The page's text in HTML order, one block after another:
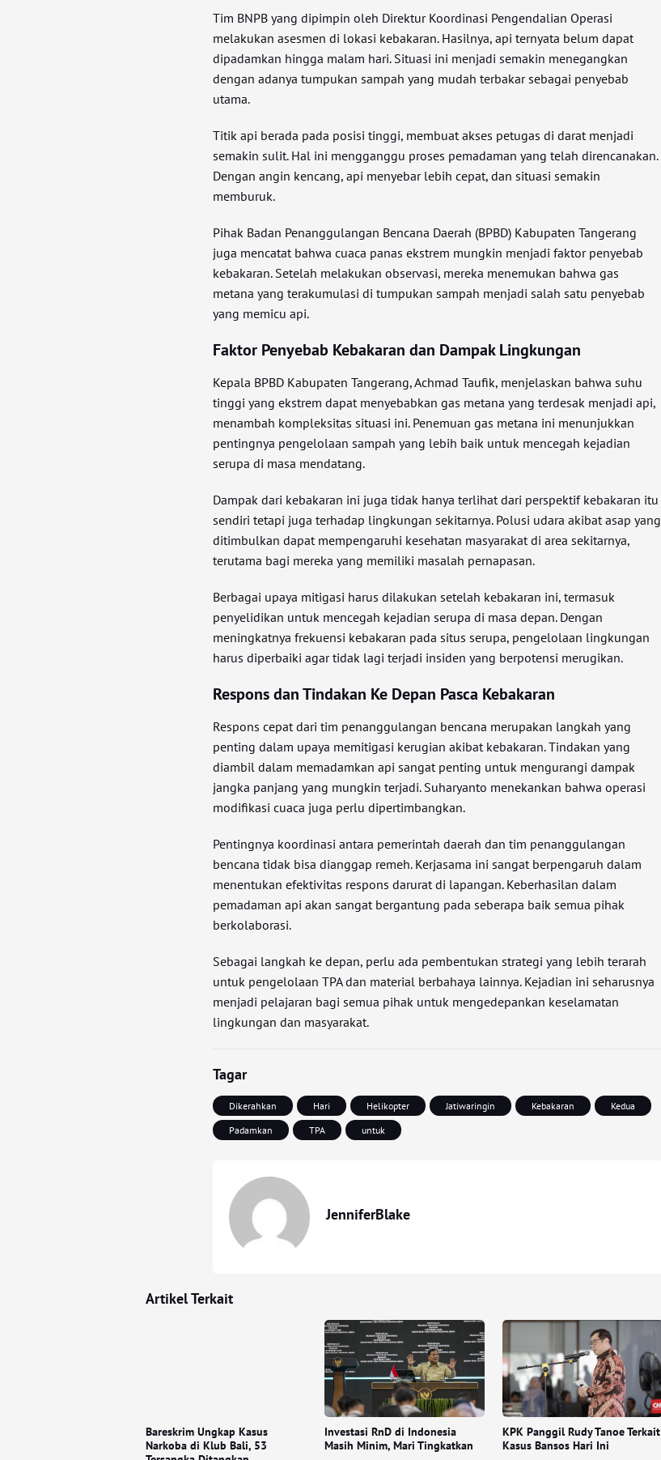
Tim BNPB yang dipimpin oleh Direktur Koordinasi Pengendalian Operasi
melakukan asesmen di lokasi kebakaran. Hasilnya, api ternyata belum dapat
dipadamkan hingga malam hari. Situasi ini menjadi semakin menegangkan
dengan adanya tumpukan sampah yang mudah terbakar sebagai penyebab
utama.
Titik api berada pada posisi tinggi, membuat akses petugas di darat menjadi
semakin sulit. Hal ini mengganggu proses pemadaman yang telah direncanakan.
Dengan angin kencang, api menyebar lebih cepat, dan situasi semakin
memburuk.
Pihak Badan Penanggulangan Bencana Daerah (BPBD) Kabupaten Tangerang
juga mencatat bahwa cuaca panas ekstrem mungkin menjadi faktor penyebab
kebakaran. Setelah melakukan observasi, mereka menemukan bahwa gas
metana yang terakumulasi di tumpukan sampah menjadi salah satu penyebab
yang memicu api.
Faktor Penyebab Kebakaran dan Dampak Lingkungan
Kepala BPBD Kabupaten Tangerang, Achmad Taufik, menjelaskan bahwa suhu
tinggi yang ekstrem dapat menyebabkan gas metana yang terdesak menjadi api,
menambah kompleksitas situasi ini. Penemuan gas metana ini menunjukkan
pentingnya pengelolaan sampah yang lebih baik untuk mencegah kejadian
serupa di masa mendatang.
Dampak dari kebakaran ini juga tidak hanya terlihat dari perspektif kebakaran itu
sendiri tetapi juga terhadap lingkungan sekitarnya. Polusi udara akibat asap yang
ditimbulkan dapat mempengaruhi kesehatan masyarakat di area sekitarnya,
terutama bagi mereka yang memiliki masalah pernapasan.
Berbagai upaya mitigasi harus dilakukan setelah kebakaran ini, termasuk
penyelidikan untuk mencegah kejadian serupa di masa depan. Dengan
meningkatnya frekuensi kebakaran pada situs serupa, pengelolaan lingkungan
harus diperbaiki agar tidak lagi terjadi insiden yang berpotensi merugikan.
Respons dan Tindakan Ke Depan Pasca Kebakaran
Respons cepat dari tim penanggulangan bencana merupakan langkah yang
penting dalam upaya memitigasi kerugian akibat kebakaran. Tindakan yang
diambil dalam memadamkan api sangat penting untuk mengurangi dampak
jangka panjang yang mungkin terjadi. Suharyanto menekankan bahwa operasi
modifikasi cuaca juga perlu dipertimbangkan.
Pentingnya koordinasi antara pemerintah daerah dan tim penanggulangan
bencana tidak bisa dianggap remeh. Kerjasama ini sangat berpengaruh dalam
menentukan efektivitas respons darurat di lapangan. Keberhasilan dalam
pemadaman api akan sangat bergantung pada seberapa baik semua pihak
berkolaborasi.
Sebagai langkah ke depan, perlu ada pembentukan strategi yang lebih terarah
untuk pengelolaan TPA dan material berbahaya lainnya. Kejadian ini seharusnya
menjadi pelajaran bagi semua pihak untuk mengedepankan keselamatan
lingkungan dan masyarakat.
Tagar
Dikerahkan Hari Helikopter Jatiwaringin Kebakaran
Kedua
Padamkan
TPA untuk
JenniferBlake
Artikel Terkait
Bareskrim Ungkap Kasus
Narkoba di Klub Bali, 53
Investasi RnD di Indonesia
Masih Minim, Mari Tingkatkan
KPK Panggil Rudy Tanoe Terkait
Kasus Bansos Hari Ini